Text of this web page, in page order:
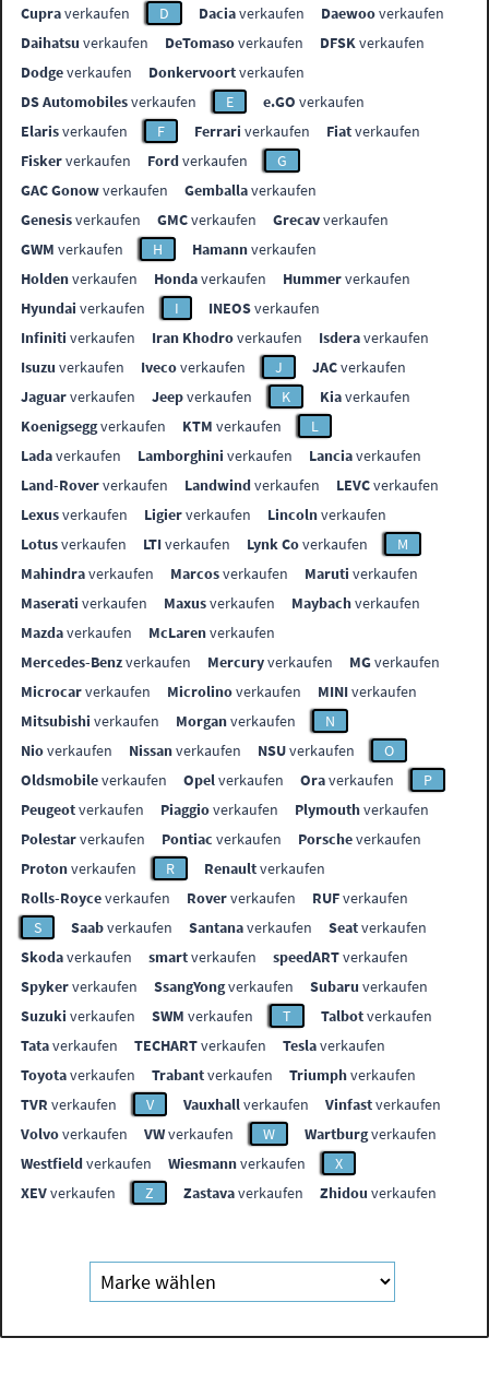
Cupraverkaufen D Daciaverkaufen Daewooverkaufen
Daihatsu verkaufen DeTomasoverkaufen DFSKverkaufen
Dodgeverkaufen Donkervoortverkaufen
DS Automobilesverkaufen E e.GO verkaufen
Elarisverkaufen F Ferrari verkaufen Fiatverkaufen
Fiskerverkaufen Fordverkaufen
G
GAC Gonowverkaufen Gemballaverkaufen
Genesisverkaufen GMCverkaufen Grecavverkaufen
GWM verkaufen H Hamannverkaufen
Holdenverkaufen Hondaverkaufen Hummerverkaufen
Hyundai verkaufen I INEOSverkaufen
Infiniti verkaufen Iran Khodroverkaufen Isderaverkaufen
Isuzu verkaufen Ivecoverkaufen J JACverkaufen
Jaguarverkaufen Jeepverkaufen K Kiaverkaufen
Koenigseggverkaufen KTM verkaufen
L
Ladaverkaufen Lamborghini verkaufen Lanciaverkaufen
Land-Roververkaufen Landwindverkaufen LEVCverkaufen
Lexusverkaufen Ligierverkaufen Lincolnverkaufen
Lotusverkaufen LTIverkaufen Lynk Coverkaufen
M
Mahindraverkaufen Marcosverkaufen Maruti verkaufen
Maserati verkaufen Maxusverkaufen Maybachverkaufen
Mazdaverkaufen McLarenverkaufen
Mercedes-Benzverkaufen Mercuryverkaufen MGverkaufen
Microcarverkaufen Microlinoverkaufen MINIverkaufen
Mitsubishi verkaufen Morganverkaufen
N
Nioverkaufen Nissanverkaufen NSUverkaufen
O
Oldsmobileverkaufen Opelverkaufen Oraverkaufen
P
Peugeotverkaufen Piaggioverkaufen Plymouthverkaufen
Polestarverkaufen Pontiac verkaufen Porscheverkaufen
Protonverkaufen R Renaultverkaufen
Rolls-Royceverkaufen Roververkaufen RUFverkaufen
S
Saabverkaufen Santanaverkaufen Seatverkaufen
Skodaverkaufen smartverkaufen speedARTverkaufen
Spykerverkaufen SsangYongverkaufen Subaru verkaufen
Suzuki verkaufen SWM verkaufen T Talbotverkaufen
Tataverkaufen TECHARTverkaufen Teslaverkaufen
Toyotaverkaufen Trabantverkaufen Triumphverkaufen
TVR verkaufen V Vauxhallverkaufen Vinfastverkaufen
Volvoverkaufen VWverkaufen W Wartburgverkaufen
Westfieldverkaufen Wiesmannverkaufen
X
XEVverkaufen Z Zastavaverkaufen Zhidou verkaufen